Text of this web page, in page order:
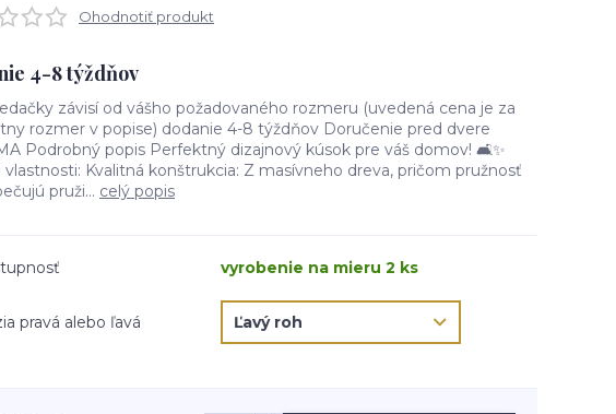
Ohodnotiť produkt
4-8 týždňov
závisí od vášho požadovaného rozmeru (uvedená cena je za
rozmer v popise) dodanie 4-8 týždňov Doručenie pred dvere
Podrobný popis Perfektný dizajnový kúsok pre váš domov! 🛋️✨
vlastnosti: Kvalitná konštrukcia: Z masívneho dreva, pričom pružnosť
pruži... celý popis
vyrobenie na mieru 2 ks
pravá alebo ľavá